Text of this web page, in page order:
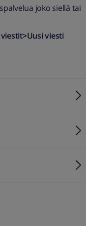
joko siellä tai
viesti